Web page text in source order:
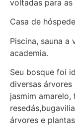
voltadas para as
Casa de
Piscina, sauna a
academia.
Seu bosque foi
diversas
jasmim amarelo,
árvores e